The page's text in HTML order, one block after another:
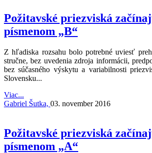
Požitavské priezviská
písmenom „B“
Z hľadiska rozsahu bolo potrebné uviesť
stručne, bez uvedenia zdroja informácii,
bez súčasného výskytu a variabilnosti
Slovensku...
Viac...
Gabriel Šutka, 03. november 2016
Požitavské priezviská
písmenom „A“